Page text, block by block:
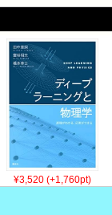
¥3,520 (+1,760pt)